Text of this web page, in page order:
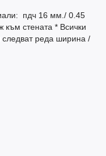
пдч 16 мм./ 0.45
към стената * Всички
следват реда ширина /